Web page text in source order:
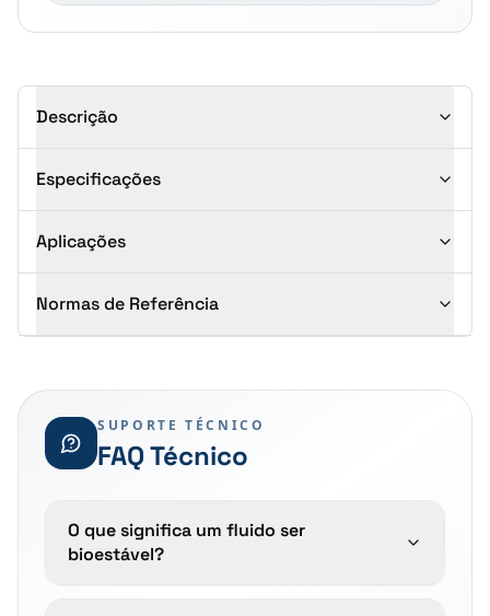
Descrição
Especificações
Aplicações
Normas de Referência
SUPORTE TÉCNICO
FAQ Técnico
O que significa um fluido ser
bioestável?